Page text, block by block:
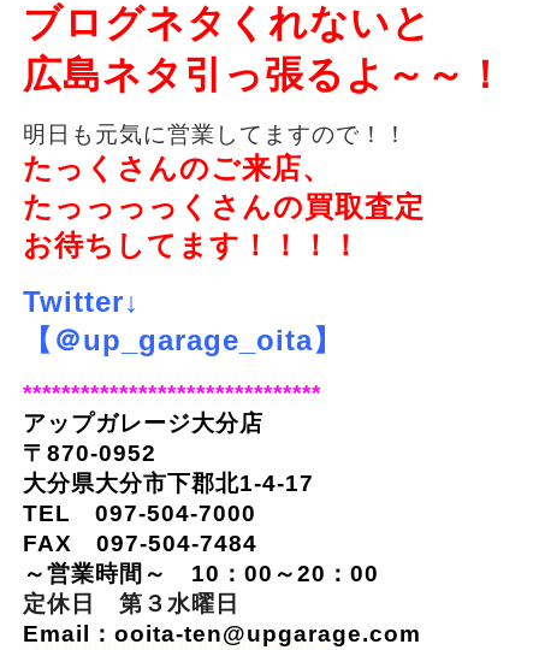
ブログネタくれないと
広島ネタ引っ張るよ～～！
明日も元気に営業してますので！！
たっくさんのご来店、
たっっっっくさんの買取査定
お待ちしてます！！！！
Twitter↓
【＠up_garage_oita】
*******************************
アップガレージ大分店
〒870-0952
大分県大分市下郡北1-4-17
TEL 097-504-7000
FAX 097-504-7484
～営業時間～ 10：00～20：00
定休日 第３水曜日
Email：ooita-ten@upgarage.com